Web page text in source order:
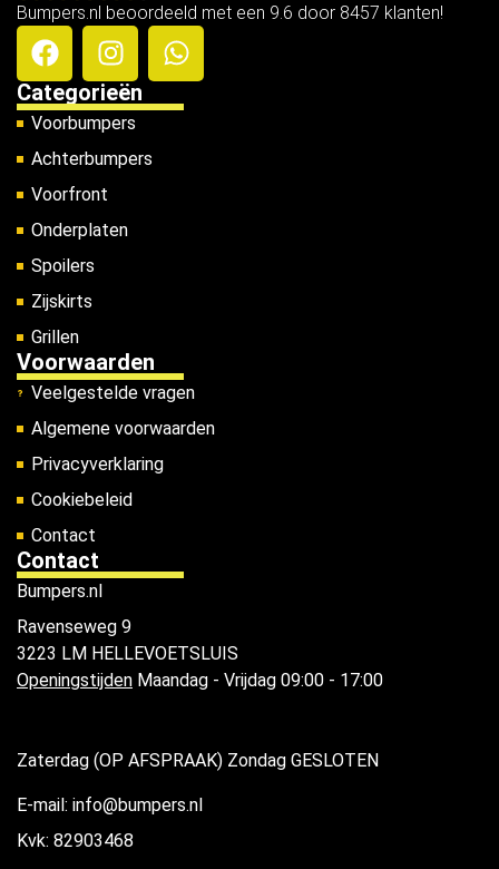
Bumpers.nl beoordeeld met een 9.6 door 8457 klanten!
Categorieën
Voorbumpers
Achterbumpers
Voorfront
Onderplaten
Spoilers
Zijskirts
Grillen
Voorwaarden
Veelgestelde vragen
Algemene voorwaarden
Privacyverklaring
Cookiebeleid
Contact
Contact
Bumpers.nl
Ravenseweg 9
3223 LM HELLEVOETSLUIS
Openingstijden Maandag - Vrijdag 09:00 - 17:00
Zaterdag (OP AFSPRAAK) Zondag GESLOTEN
E-mail: info@bumpers.nl
Kvk: 82903468